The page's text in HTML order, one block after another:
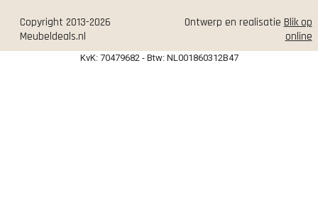
Copyright 2013-2026
Meubeldeals.nl
Ontwerp en realisatie Blik op
online
KvK: 70479682 - Btw: NL001860312B47